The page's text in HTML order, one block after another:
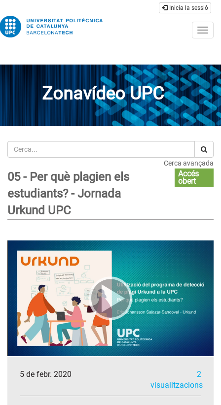
Inicia la sessió
Zonavídeo UPC
Cerca
Cerca avançada
05 - Per què plagien els
estudiants? - Jornada
Urkund UPC
Accés
obert
5 de febr. 2020
2
visualitzacions